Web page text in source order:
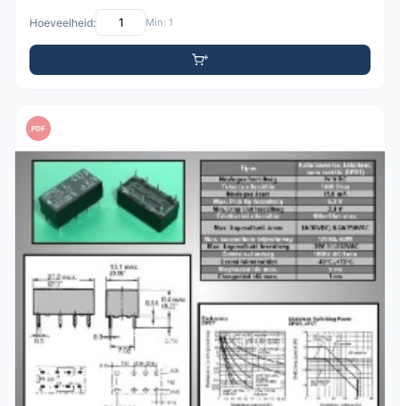
Hoeveelheid: Min: 1
PDF